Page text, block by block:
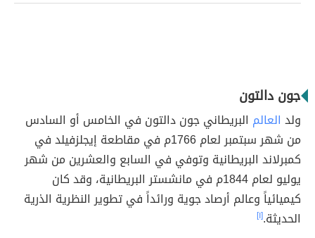
جون دالتون
ولد العالم البريطاني جون دالتون في الخامس أو السادس
من شهر سبتمبر لعام 1766م في مقاطعة إيجلزفيلد في
كمبرلاند البريطانية وتوفي في السابع والعشرين من شهر
يوليو لعام 1844م في مانشستر البريطانية، وقد كان
كيميائياً وعالم أرصاد جوية ورائداً في تطوير النظرية الذرية
الحديثة.[١]